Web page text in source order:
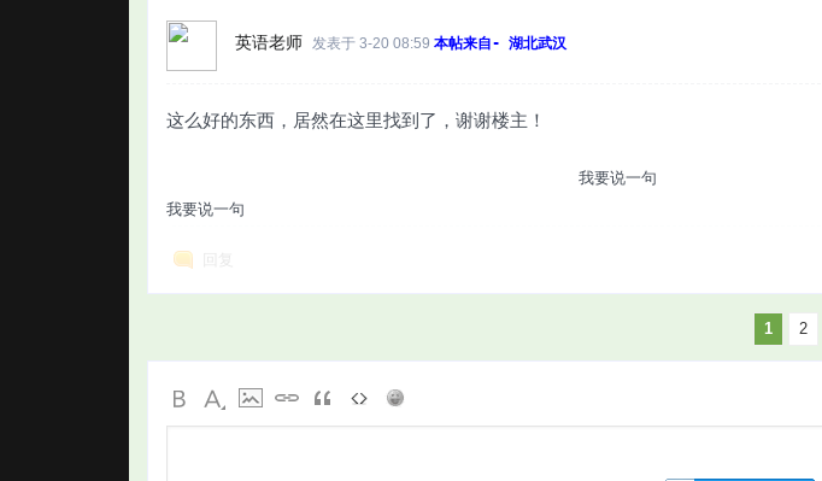
英语老师 发表于 3-20 08:59 本帖来自- 湖北武汉
这么好的东西，居然在这里找到了，谢谢楼主！
我要说一句
我要说一句
1 2